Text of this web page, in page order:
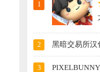
1
2 黑暗交易所汉
3 PIXELBUNNY